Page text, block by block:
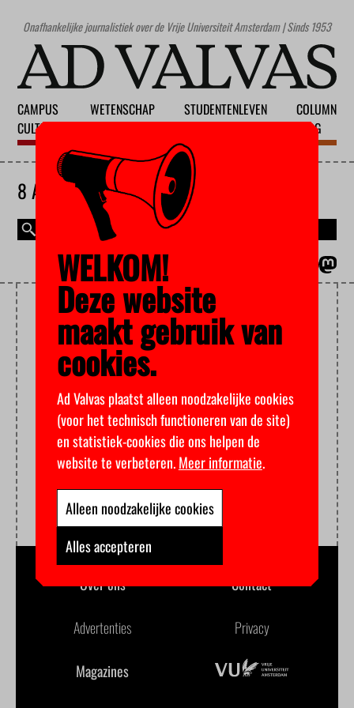
Onafhankelijke journalistiek over de Vrije Universiteit Amsterdam | Sinds 1953
CAMPUS
CULTUUR
WETENSCHAP
STUDENTENLEVEN
COLUMN
BLOG
8 AUGUSTUS 2026
WETENSCHAPPELIJKE
ARTIKELEN
Over ons Contact
Advertenties Privacy
Magazines
WELKOM!
Deze website
maakt gebruik van
cookies.
Ad Valvas plaatst alleen noodzakelijke cookies
(voor het technisch functioneren van de site)
en statistiek-cookies die ons helpen de
website te verbeteren.Meer informatie.
Alleen noodzakelijke cookies
Alles accepteren